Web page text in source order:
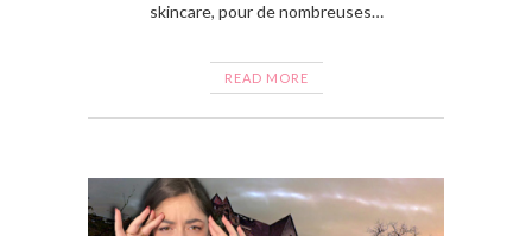
skincare, pour de nombreuses…
READ MORE